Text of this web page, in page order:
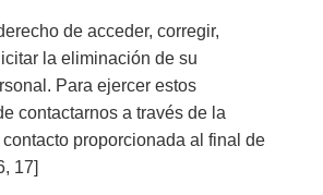
de acceder, corregir,
la eliminación de su
Para ejercer estos
contactarnos a través de la
proporcionada al final de
17]